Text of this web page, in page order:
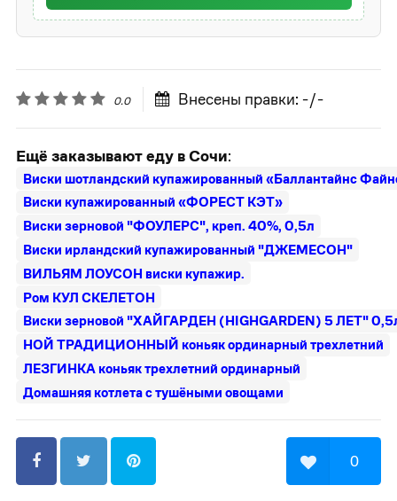
0.0 Внесены правки: -/-
Ещё заказывают еду в Сочи:
Виски шотландский купажированный «Баллантайнс
Виски купажированный «ФОРЕСТ КЭТ»
Виски зерновой "ФОУЛЕРС", креп. 40%, 0,5л
Виски ирландский купажированный "ДЖЕМЕСОН"
ВИЛЬЯМ ЛОУСОН виски купажир.
Ром КУЛ СКЕЛЕТОН
Виски зерновой "ХАЙГАРДЕН (HIGHGARDEN) 5 ЛЕТ"
НОЙ ТРАДИЦИОННЫЙ коньяк ординарный трехлетний
ЛЕЗГИНКА коньяк трехлетний ординарный
Домашняя котлета с тушёными овощами
0